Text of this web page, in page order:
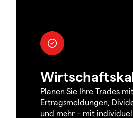
Planen Sie Ihre Trades
Ertragsmeldungen,
und mehr – mit